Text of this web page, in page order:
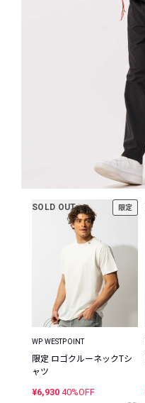
SOLD OUT 限定
WP WESTPOINT
限定 ロゴクルーネックTシ
ャツ
¥6,930 40%OFF